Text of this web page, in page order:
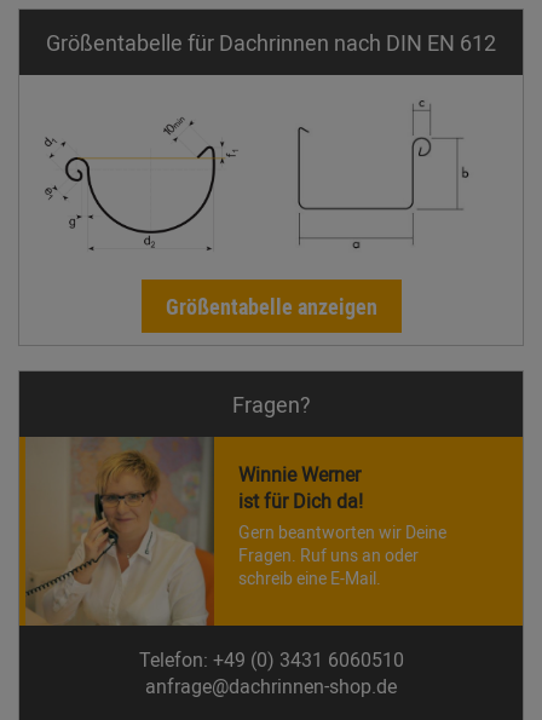
Größentabelle für Dachrinnen nach DIN EN 612
Größentabelle anzeigen
Fragen?
Winnie Werner
ist für Dich da!
Gern beantworten wir Deine
Fragen. Ruf uns an oder
schreib eine E-Mail.
Telefon: +49 (0) 3431 6060510
anfrage@dachrinnen-shop.de